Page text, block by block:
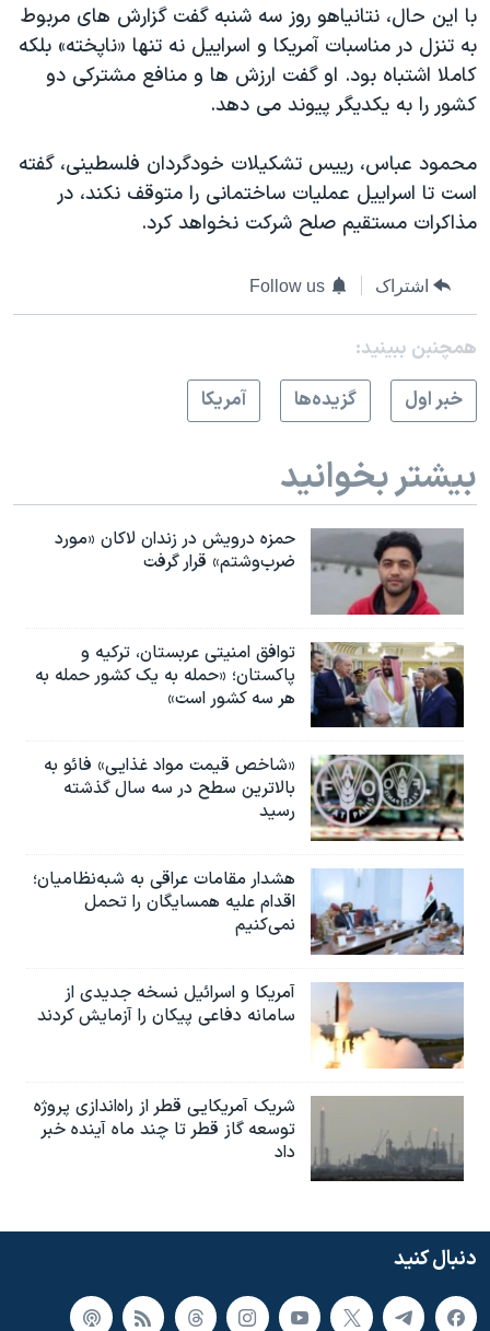
سفر پرزیدنت ترامپ به چین
با این حال، نتانیاهو روز سه شنبه گفت گزارش های مربوط
به تنزل در مناسبات آمریکا و اسراییل نه تنها «ناپخته» بلکه
کاملا اشتباه بود. او گفت ارزش ها و منافع مشترکی دو
کشور را به یکدیگر پیوند می دهد.
محمود عباس، رییس تشکیلات خودگردان فلسطینی، گفته
است تا اسراییل عملیات ساختمانی را متوقف نکند، در
مذاکرات مستقیم صلح شرکت نخواهد کرد.
اشتراک Follow us
همچنبن ببینید:
خبر اول
گزيده‌ها آمريکا
بیشتر بخوانید
حمزه درویش در زندان لاکان «مورد
ضرب‌وشتم» قرار گرفت
توافق امنیتی عربستان، ترکیه و
پاکستان؛ «حمله به یک کشور حمله به
هر سه کشور است»
«شاخص قیمت مواد غذایی» فائو به
بالاترین سطح در سه سال گذشته
رسید
هشدار مقامات عراقی به شبه‌نظامیان؛
اقدام علیه همسایگان را تحمل
نمی‌کنیم
آمریکا و اسرائیل نسخه جدیدی از
سامانه دفاعی پیکان را آزمایش کردند
شریک آمریکایی قطر از راه‌اندازی پروژه
توسعه گاز قطر تا چند ماه آینده خبر
داد
دنبال کنید